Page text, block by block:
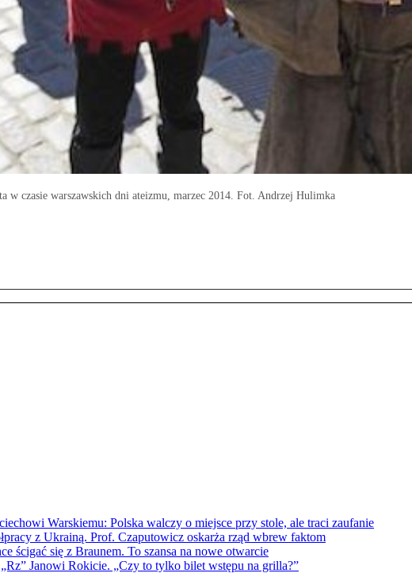
w czasie warszawskich dni ateizmu, marzec 2014. Fot. Andrzej Hulimka
Warskiemu: Polska walczy o miejsce przy stole, ale traci zaufanie
z Ukrainą. Prof. Czaputowicz oskarża rząd wbrew faktom
ścigać się z Braunem. To szansa na nowe otwarcie
Janowi Rokicie. „Czy to tylko bilet wstępu na grilla?”